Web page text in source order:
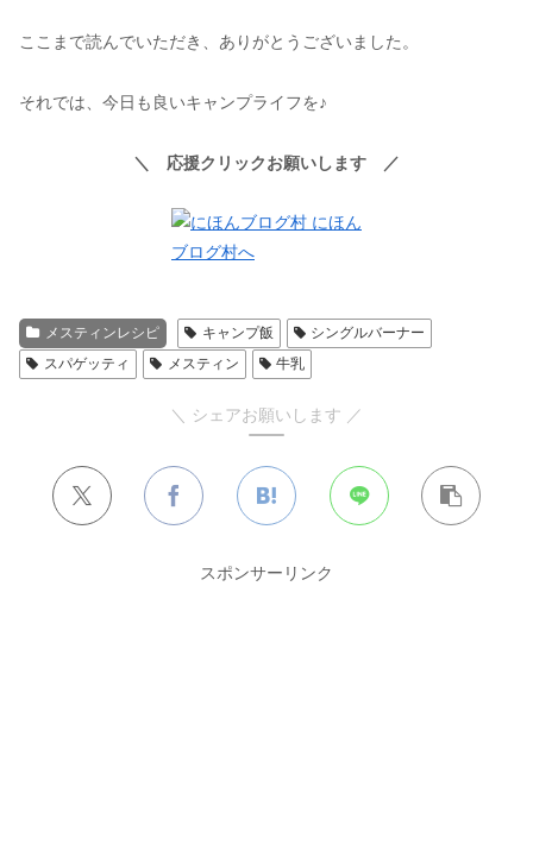
ここまで読んでいただき、ありがとうございました。
それでは、今日も良いキャンプライフを♪
＼ 応援クリックお願いします ／
メスティンレシピ キャンプ飯
シングルバーナー
スパゲッティ
メスティン 牛乳
＼ シェアお願いします ／
スポンサーリンク